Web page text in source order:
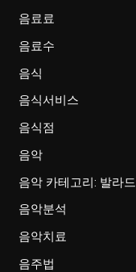
음료료
음료수
음식
음식서비스
음식점
음악
음악 카테고리: 발라드
음악분석
음악치료
음주법